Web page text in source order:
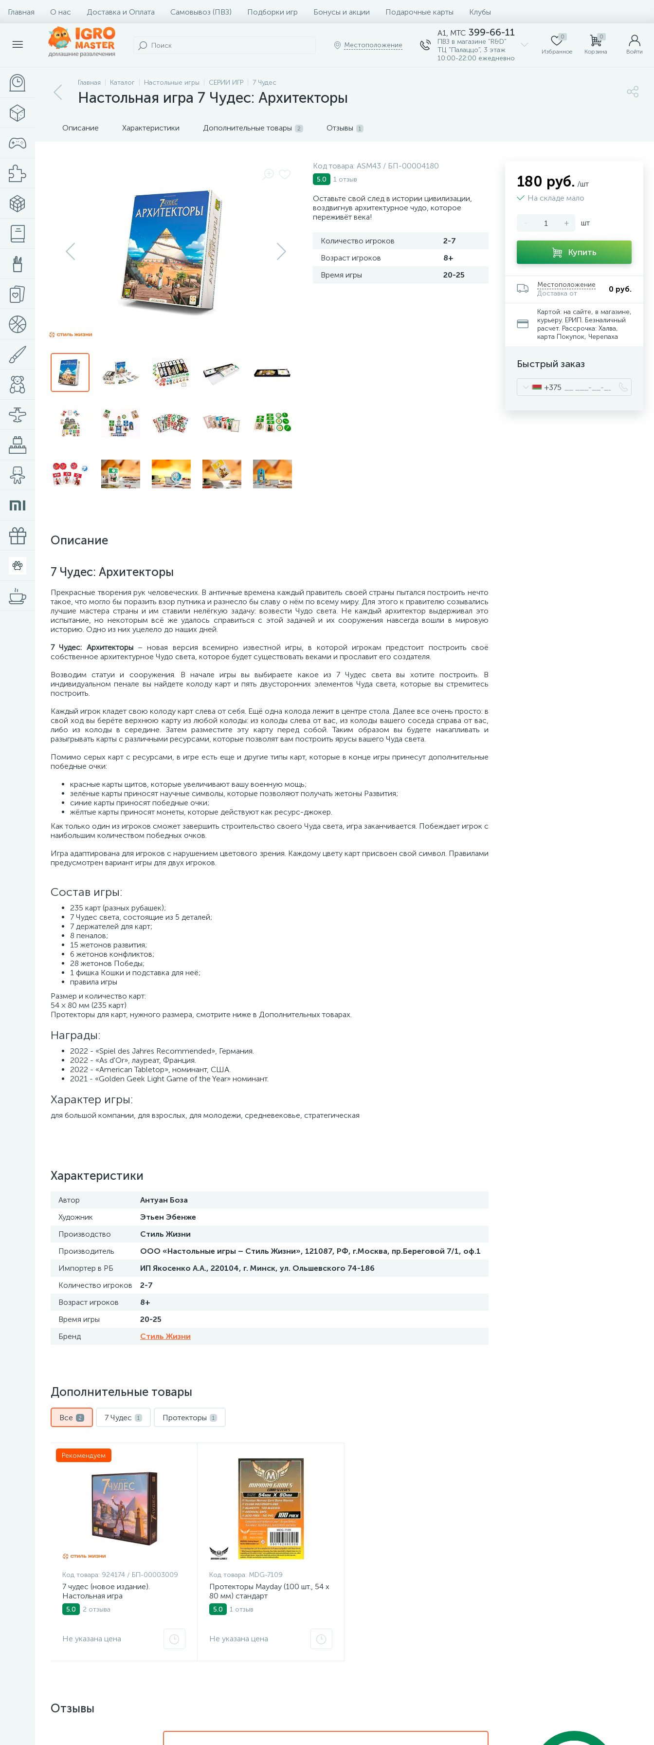
Главная О нас Доставка и Оплата Самовывоз (ПВЗ) Подборки игр Бонусы и акции Подарочные карты Клубы
Местоположение
A1, MTC 399-66-11
ПВЗ в магазине "R&D"
ТЦ "Палаццо", 3 этаж
10:00-22:00 ежедневно
0
Избранное
0
Корзина Войти
Главная Каталог Настольные игры СЕРИИ ИГР 7 Чудес
Настольная игра 7 Чудес: Архитекторы
Описание Характеристики Дополнительные товары 2 Отзывы 1
Код товара: ASM43 / БП-00004180
5.0 1 отзыв
Оставьте свой след в истории цивилизации,
воздвигнув архитектурное чудо, которое
переживёт века!
Количество игроков
2-7
Возраст игроков
8+
Время игры
20-25
Описание
7 Чудес: Архитекторы
Прекрасные творения рук человеческих. В античные времена каждый правитель своей страны пытался построить нечто
такое, что могло бы поразить взор путника и разнесло бы славу о нём по всему миру. Для этого к правителю созывались
лучшие мастера страны и им ставили нелёгкую задачу: возвести Чудо света. Не каждый архитектор выдерживал это
испытание, но некоторым всё же удалось справиться с этой задачей и их сооружения навсегда вошли в мировую
историю. Одно из них уцелело до наших дней.
7 Чудес: Архитекторы– новая версия всемирно известной игры, в которой игрокам предстоит построить своё
собственное архитектурное Чудо света, которое будет существовать веками и прославит его создателя.
Возводим статуи и сооружения. В начале игры вы выбираете какое из 7 Чудес света вы хотите построить. В
индивидуальном пенале вы найдете колоду карт и пять двусторонних элементов Чуда света, которые вы стремитесь
построить.
Каждый игрок кладет свою колоду карт слева от себя. Ещё одна колода лежит в центре стола. Далее все очень просто: в
свой ход вы берёте верхнюю карту из любой колоды: из колоды слева от вас, из колоды вашего соседа справа от вас,
либо из колоды в середине. Затем разместите эту карту перед собой. Таким образом вы будете накапливать и
разыгрывать карты с различными ресурсами, которые позволят вам построить ярусы вашего Чуда света.
Помимо серых карт с ресурсами, в игре есть еще и другие типы карт, которые в конце игры принесут дополнительные
победные очки:
красные карты щитов, которые увеличивают вашу военную мощь;
зелёные карты приносят научные символы, которые позволяют получать жетоны Развития;
синие карты приносят победные очки;
жёлтые карты приносят монеты, которые действуют как ресурс-джокер.
Как только один из игроков сможет завершить строительство своего Чуда света, игра заканчивается. Побеждает игрок с
наибольшим количеством победных очков.
Игра адаптирована для игроков с нарушением цветового зрения. Каждому цвету карт присвоен свой символ. Правилами
предусмотрен вариант игры для двух игроков.
Состав игры:
235 карт (разных рубашек);
7 Чудес света, состоящие из 5 деталей;
7 держателей для карт;
8 пеналов;
15 жетонов развития;
6 жетонов конфликтов;
28 жетонов Победы;
1 фишка Кошки и подставка для неё;
правила игры
Размер и количество карт:
54 × 80 мм (235 карт)
Протекторы для карт, нужного размера, смотрите ниже в Дополнительных товарах.
Награды:
2022 - «Spiel des Jahres Recommended», Германия.
2022 - «As d'Or», лауреат, Франция.
2022 - «American Tabletop», номинант, США.
2021 - «Golden Geek Light Game of the Year» номинант.
Характер игры:
для большой компании, для взрослых, для молодежи, средневековье, стратегическая
Характеристики
Автор
Антуан Боза
Художник
Этьен Эбенже
Производство
Стиль Жизни
Производитель
ООО «Настольные игры – Стиль Жизни», 121087, РФ, г.Москва, пр.Береговой 7/1, оф.1
Импортер в РБ
ИП Якосенко А.А., 220104, г. Минск, ул. Ольшевского 74-186
Количество игроков
2-7
Возраст игроков
8+
Время игры
20-25
Бренд
Стиль Жизни
180 руб. /шт
На складе мало
- + шт
Купить
Местоположение
Доставка от
0 руб.
Картой: на сайте, в магазине,
курьеру. ЕРИП. Безналичный
расчет. Рассрочка: Халва,
карта Покупок, Черепаха
Быстрый заказ
+375
Дополнительные товары
Все 2 7 Чудес 1 Протекторы 1
Рекомендуем
Код товара: 924174 / БП-00003009
7 чудес (новое издание).
Настольная игра
5.0 2 отзыва
Не указана цена
Код товара: MDG-7109
Протекторы Mayday (100 шт., 54 x
80 мм) стандарт
5.0 1 отзыв
Не указана цена
Отзывы